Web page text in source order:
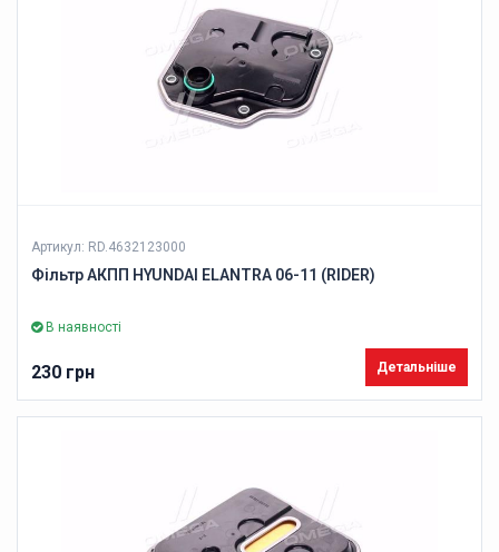
Артикул: RD.4632123000
Фільтр АКПП HYUNDAI ELANTRA 06-11 (RIDER)
В наявності
230 грн Детальніше